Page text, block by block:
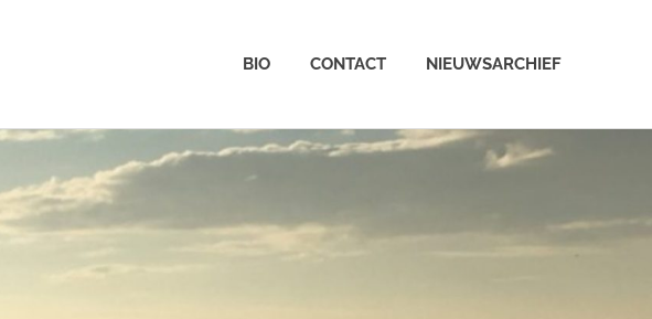
BIO CONTACT NIEUWSARCHIEF